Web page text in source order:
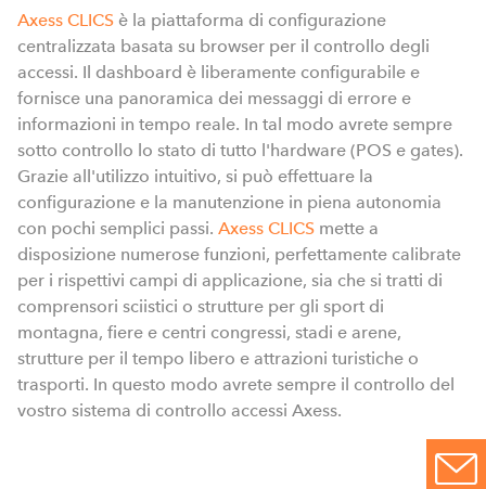
Axess CLICS è la piattaforma di configurazione
centralizzata basata su browser per il controllo degli
accessi. Il dashboard è liberamente configurabile e
fornisce una panoramica dei messaggi di errore e
informazioni in tempo reale. In tal modo avrete sempre
sotto controllo lo stato di tutto l'hardware (POS e gates).
Grazie all'utilizzo intuitivo, si può effettuare la
configurazione e la manutenzione in piena autonomia
con pochi semplici passi. Axess CLICS mette a
disposizione numerose funzioni, perfettamente calibrate
per i rispettivi campi di applicazione, sia che si tratti di
comprensori sciistici o strutture per gli sport di
montagna, fiere e centri congressi, stadi e arene,
strutture per il tempo libero e attrazioni turistiche o
trasporti. In questo modo avrete sempre il controllo del
vostro sistema di controllo accessi Axess.